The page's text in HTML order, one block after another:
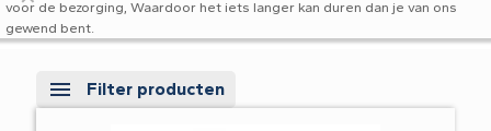
voor de bezorging, Waardoor het iets langer kan duren dan je van ons
gewend bent.
Filter producten